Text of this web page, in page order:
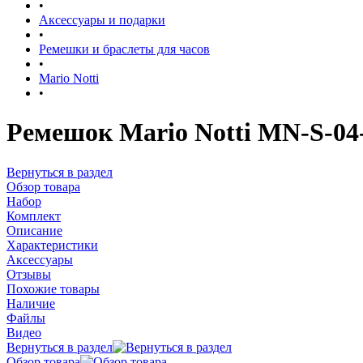
•
Аксессуары и подарки
•
Ремешки и браслеты для часов
•
Mario Notti
•
Ремешок Mario Notti MN-S-
Вернуться в раздел
Обзор товара
Набор
Комплект
Описание
Характеристики
Аксессуары
Отзывы
Похожие товары
Наличие
Файлы
Видео
Вернуться в раздел